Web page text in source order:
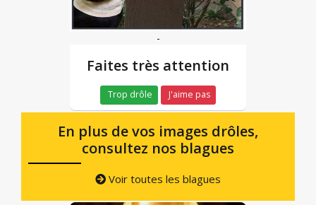
-
Faites très attention
Trop drôle J'aime pas
En plus de vos images drôles,
consultez nos blagues
Voir toutes les blagues